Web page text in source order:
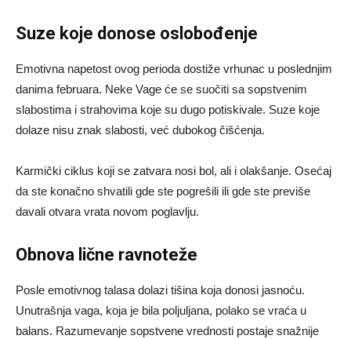
Suze koje donose oslobođenje
Emotivna napetost ovog perioda dostiže vrhunac u poslednjim
danima februara. Neke Vage će se suočiti sa sopstvenim
slabostima i strahovima koje su dugo potiskivale. Suze koje
dolaze nisu znak slabosti, već dubokog čišćenja.
Karmički ciklus koji se zatvara nosi bol, ali i olakšanje. Osećaj
da ste konačno shvatili gde ste pogrešili ili gde ste previše
davali otvara vrata novom poglavlju.
Obnova lične ravnoteže
Posle emotivnog talasa dolazi tišina koja donosi jasnoću.
Unutrašnja vaga, koja je bila poljuljana, polako se vraća u
balans. Razumevanje sopstvene vrednosti postaje snažnije